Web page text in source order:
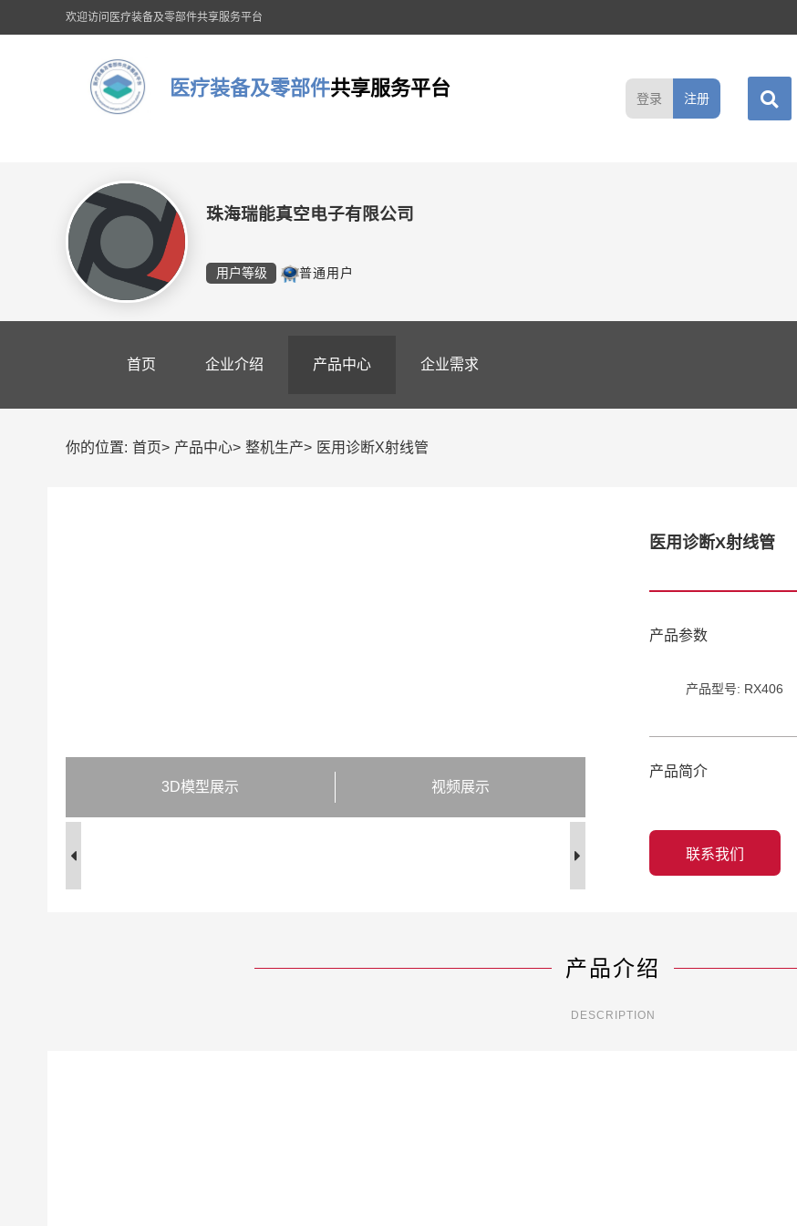
欢迎访问医疗装备及零部件共享服务平台
医疗装备及零部件共享服务平台 登录 注册
珠海瑞能真空电子有限公司
用户等级 普通用户
首页 企业介绍 产品中心 企业需求
你的位置: 首页> 产品中心> 整机生产> 医用诊断X射线管
3D模型展示 视频展示
医用诊断X射线管
产品参数
产品型号: RX406
产品简介
联系我们
产品介绍
DESCRIPTION